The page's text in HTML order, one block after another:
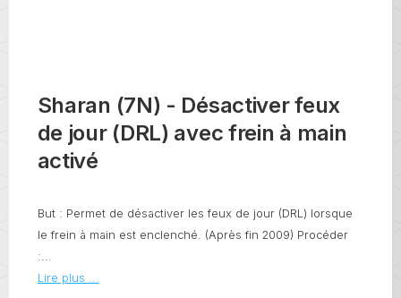
Sharan (7N) - Désactiver feux
de jour (DRL) avec frein à main
activé
But : Permet de désactiver les feux de jour (DRL) lorsque
le frein à main est enclenché. (Après fin 2009) Procéder
:...
Lire plus ...